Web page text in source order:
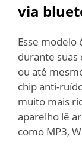
via
Esse modelo
durante suas
ou até
chip anti-
muito mais
aparelho lê
como MP3,